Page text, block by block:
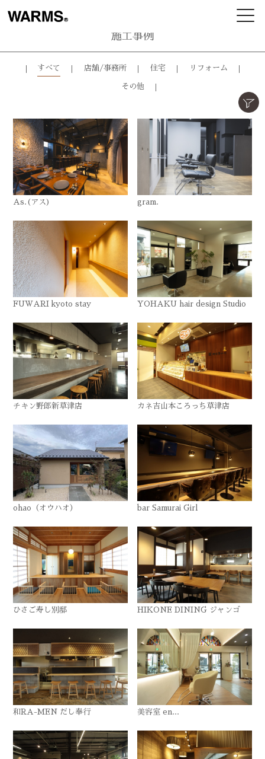
施工事例
すべて 店舗/事務所 住宅 リフォーム
その他
As.(アス) gram.
FUWARI kyoto stay YOHAKU hair design Studio
チキン野郎新草津店 カネ吉山本ころっち草津店
ohao（オウハオ） bar Samurai Girl
ひさご寿し別邸 HIKONE DINING ジャンゴ
和RA-MEN だし奉行 美容室 en...